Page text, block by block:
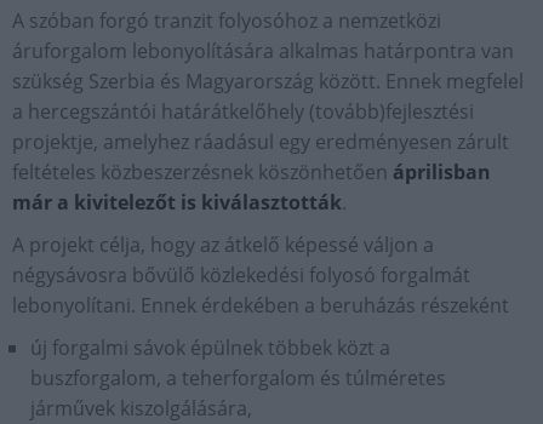
A szóban forgó tranzit folyosóhoz a nemzetközi
áruforgalom lebonyolítására alkalmas határpontra van
szükség Szerbia és Magyarország között. Ennek megfelel
a hercegszántói határátkelőhely (tovább)fejlesztési
projektje, amelyhez ráadásul egy eredményesen zárult
feltételes közbeszerzésnek köszönhetően áprilisban
már a kivitelezőt is kiválasztották.
A projekt célja, hogy az átkelő képessé váljon a
négysávosra bővülő közlekedési folyosó forgalmát
lebonyolítani. Ennek érdekében a beruházás részeként
új forgalmi sávok épülnek többek közt a
buszforgalom, a teherforgalom és túlméretes
járművek kiszolgálására,